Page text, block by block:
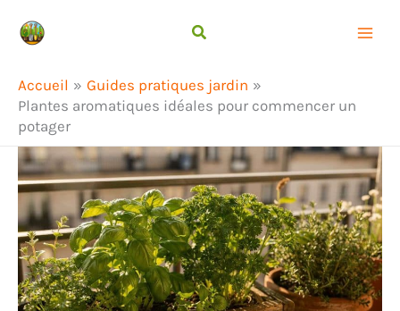
Accueil
Guides pratiques jardin
Plantes aromatiques idéales pour commencer un
potager